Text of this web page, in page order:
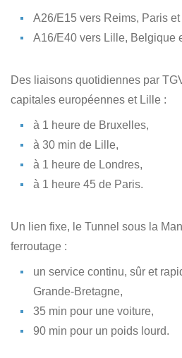
A26/E15 vers Reims, Paris et
A16/E40 vers Lille, Belgique
Des liaisons quotidiennes par
capitales européennes et Lille :
à 1 heure de Bruxelles,
à 30 min de Lille,
à 1 heure de Londres,
à 1 heure 45 de Paris.
Un lien fixe, le Tunnel sous la
ferroutage :
un service continu, sûr et
Grande-Bretagne,
35 min pour une voiture,
90 min pour un poids lourd.